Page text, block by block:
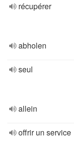
récupérer
abholen
seul
allein
offrir un service